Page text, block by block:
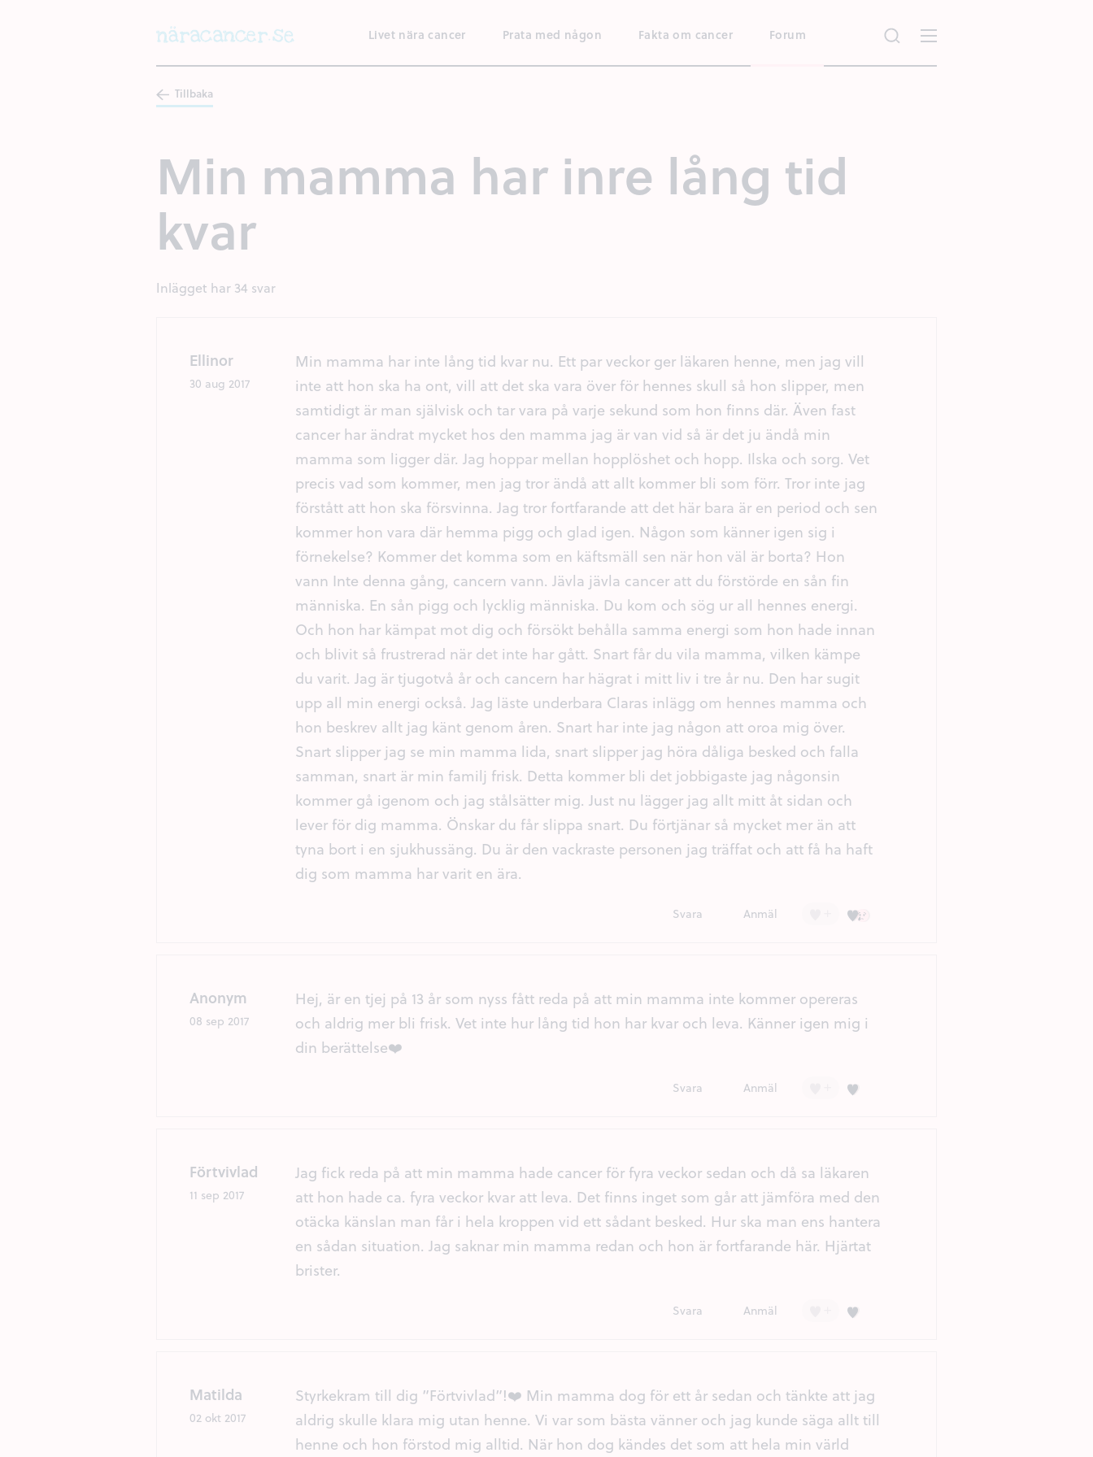
Livet nära cancer Prata med någon Fakta om cancer Forum
Tillbaka
Min mamma har inre lång tid
kvar
Inlägget har 34 svar
Ellinor
30 aug 2017
Min mamma har inte lång tid kvar nu. Ett par veckor ger läkaren henne, men jag vill
inte att hon ska ha ont, vill att det ska vara över för hennes skull så hon slipper, men
samtidigt är man självisk och tar vara på varje sekund som hon finns där. Även fast
cancer har ändrat mycket hos den mamma jag är van vid så är det ju ändå min
mamma som ligger där. Jag hoppar mellan hopplöshet och hopp. Ilska och sorg. Vet
precis vad som kommer, men jag tror ändå att allt kommer bli som förr. Tror inte jag
förstått att hon ska försvinna. Jag tror fortfarande att det här bara är en period och sen
kommer hon vara där hemma pigg och glad igen. Någon som känner igen sig i
förnekelse? Kommer det komma som en käftsmäll sen när hon väl är borta? Hon
vann Inte denna gång, cancern vann. Jävla jävla cancer att du förstörde en sån fin
människa. En sån pigg och lycklig människa. Du kom och sög ur all hennes energi.
Och hon har kämpat mot dig och försökt behålla samma energi som hon hade innan
och blivit så frustrerad när det inte har gått. Snart får du vila mamma, vilken kämpe
du varit. Jag är tjugotvå år och cancern har hägrat i mitt liv i tre år nu. Den har sugit
upp all min energi också. Jag läste underbara Claras inlägg om hennes mamma och
hon beskrev allt jag känt genom åren. Snart har inte jag någon att oroa mig över.
Snart slipper jag se min mamma lida, snart slipper jag höra dåliga besked och falla
samman, snart är min familj frisk. Detta kommer bli det jobbigaste jag någonsin
kommer gå igenom och jag stålsätter mig. Just nu lägger jag allt mitt åt sidan och
lever för dig mamma. Önskar du får slippa snart. Du förtjänar så mycket mer än att
tyna bort i en sjukhussäng. Du är den vackraste personen jag träffat och att få ha haft
dig som mamma har varit en ära.
Anmäl
Svara Kärlek (9)
Ledsen (3)
Anonym
08 sep 2017
Hej, är en tjej på 13 år som nyss fått reda på att min mamma inte kommer opereras
och aldrig mer bli frisk. Vet inte hur lång tid hon har kvar och leva. Känner igen mig i
din berättelse❤️
Anmäl
Svara Kärlek (6)
Förtvivlad
11 sep 2017
Jag fick reda på att min mamma hade cancer för fyra veckor sedan och då sa läkaren
att hon hade ca. fyra veckor kvar att leva. Det finns inget som går att jämföra med den
otäcka känslan man får i hela kroppen vid ett sådant besked. Hur ska man ens hantera
en sådan situation. Jag saknar min mamma redan och hon är fortfarande här. Hjärtat
brister.
Anmäl
Svara Kärlek (3)
Matilda
02 okt 2017
Styrkekram till dig ”Förtvivlad”!❤️ Min mamma dog för ett år sedan och tänkte att jag
aldrig skulle klara mig utan henne. Vi var som bästa vänner och jag kunde säga allt till
henne och hon förstod mig alltid. När hon dog kändes det som att hela min värld